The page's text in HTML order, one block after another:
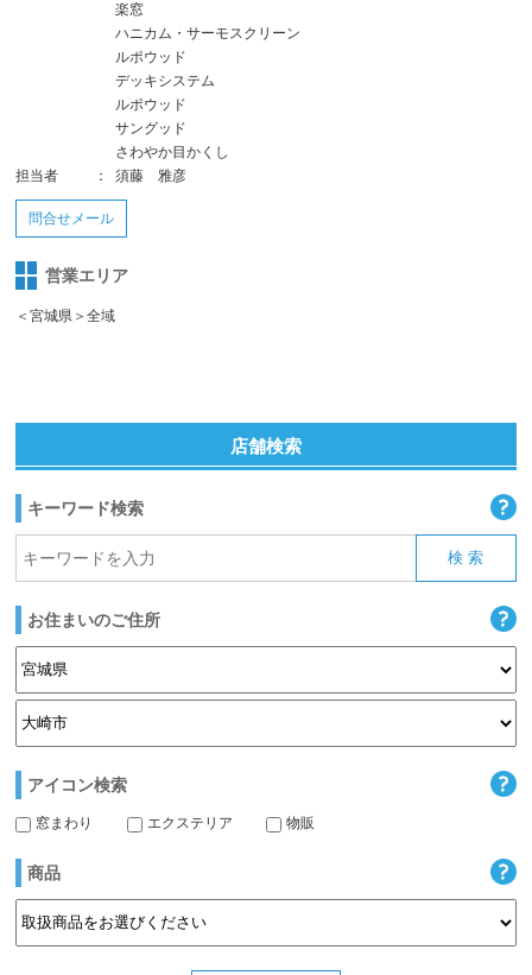
楽窓
ハニカム・サーモスクリーン
ルポウッド
デッキシステム
ルポウッド
サングッド
さわやか目かくし
担当者
： 須藤 雅彦
問合せメール
営業エリア
＜宮城県＞全域
店舗検索
キーワード検索
お住まいのご住所
アイコン検索
窓まわり エクステリア 物販
商品